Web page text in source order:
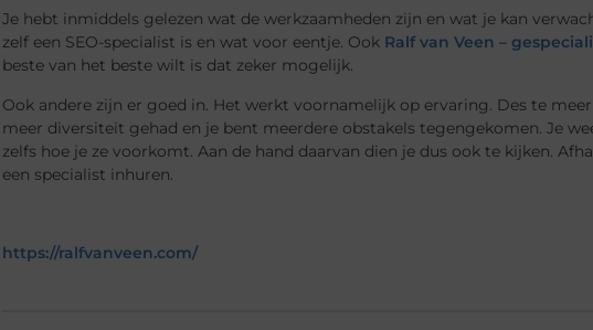
Je hebt inmiddels gelezen wat de werkzaamheden zijn en wat je kan
zelf een SEO-specialist is en wat voor eentje. Ook Ralf van Veen –
beste van het beste wilt is dat zeker mogelijk.
Ook andere zijn er goed in. Het werkt voornamelijk op ervaring. Des te
meer diversiteit gehad en je bent meerdere obstakels tegengekomen. Je
zelfs hoe je ze voorkomt. Aan de hand daarvan dien je dus ook te kijken.
een specialist inhuren.
https://ralfvanveen.com/